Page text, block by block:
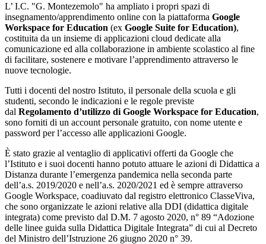
L’ I.C. "G. Montezemolo" ha ampliato i propri spazi di
insegnamento/apprendimento online con la piattaforma Google
Workspace for Education (ex Google Suite for Education),
costituita da un insieme di applicazioni cloud dedicate alla
comunicazione ed alla collaborazione in ambiente scolastico al fine
di facilitare, sostenere e motivare l’apprendimento attraverso le
nuove tecnologie.
Tutti i docenti del nostro Istituto, il personale della scuola e gli
studenti, secondo le indicazioni e le regole previste
dal Regolamento d’utilizzo di Google Workspace for Education,
sono forniti di un account personale gratuito, con nome utente e
password per l’accesso alle applicazioni Google.
È stato grazie al ventaglio di applicativi offerti da Google che
l’Istituto e i suoi docenti hanno potuto attuare le azioni di Didattica a
Distanza durante l’emergenza pandemica nella seconda parte
dell’a.s. 2019/2020 e nell’a.s. 2020/2021 ed è sempre attraverso
Google Workspace, coadiuvato dal registro elettronico ClasseViva,
che sono organizzate le azioni relative alla DDI (didattica digitale
integrata) come previsto dal D.M. 7 agosto 2020, n° 89 “Adozione
delle linee guida sulla Didattica Digitale Integrata” di cui al Decreto
del Ministro dell’Istruzione 26 giugno 2020 n° 39.